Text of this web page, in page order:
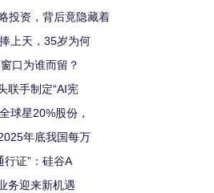
投资，背后竟隐藏着
上天，35岁为何
口为谁而留？
联手制定“AI宪
球星20%股份，
年底我国每万
行证”：硅谷A
务迎来新机遇